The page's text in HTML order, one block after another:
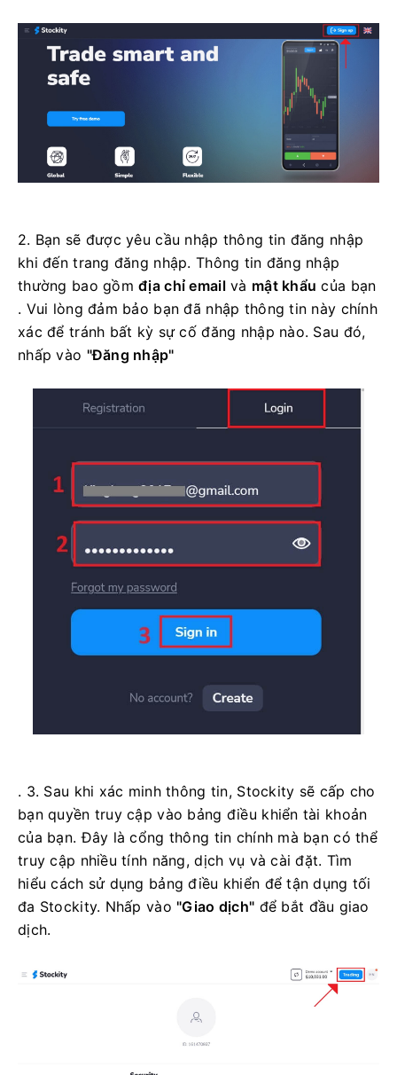
2. Bạn sẽ được yêu cầu nhập thông tin đăng nhập
khi đến trang đăng nhập. Thông tin đăng nhập
thường bao gồmđịa chỉ emailvà mật khẩu của bạn
. Vui lòng đảm bảo bạn đã nhập thông tin này chính
xác để tránh bất kỳ sự cố đăng nhập nào. Sau đó,
nhấp vào "Đăng nhập"
. 3. Sau khi xác minh thông tin, Stockity sẽ cấp cho
bạn quyền truy cập vào bảng điều khiển tài khoản
của bạn. Đây là cổng thông tin chính mà bạn có thể
truy cập nhiều tính năng, dịch vụ và cài đặt. Tìm
hiểu cách sử dụng bảng điều khiển để tận dụng tối
đa Stockity. Nhấp vào "Giao dịch" để bắt đầu giao
dịch.